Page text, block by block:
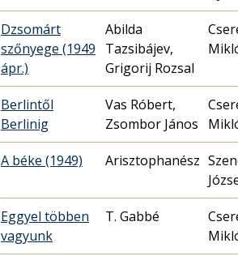
Dzsomárt
szőnyege (1949
ápr.)
Abilda
Tazsibájev,
Grigorij Rozsal
Berlintől
Berlinig
Vas Róbert,
Zsombor János
A béke (1949)
Eggyel többen
vagyunk
T. Gabbé